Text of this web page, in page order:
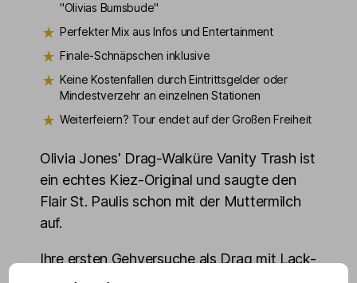
"Olivias Bumsbude"
Perfekter Mix aus Infos und Entertainment
Finale-Schnäpschen inklusive
Keine Kostenfallen durch Eintrittsgelder oder
Mindestverzehr an einzelnen Stationen
Weiterfeiern? Tour endet auf der Großen Freiheit
Olivia Jones' Drag-Walküre Vanity Trash ist
ein echtes Kiez-Original und saugte den
Flair St. Paulis schon mit der Muttermilch
auf.
Ihre ersten Gehversuche als Drag mit Lack-